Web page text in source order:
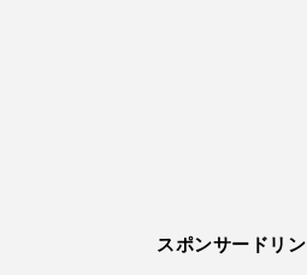
スポンサードリン